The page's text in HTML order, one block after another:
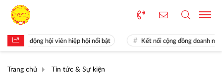
động hội viên hiệp hội nổi bật Kết nối cộng đồng doanh nghiệp
Trang chủ Tin tức & Sự kiện